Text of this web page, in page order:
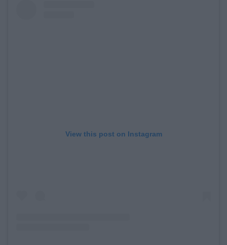
View this post on Instagram